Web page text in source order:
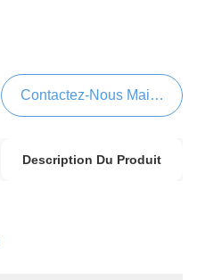
Contactez-Nous Maintenant
Description Du Produit